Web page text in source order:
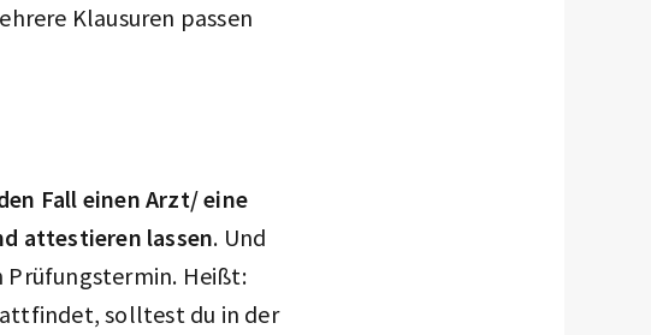
Klausuren passen
Fall einen Arzt/ eine
attestieren lassen. Und
Prüfungstermin. Heißt:
solltest du in der